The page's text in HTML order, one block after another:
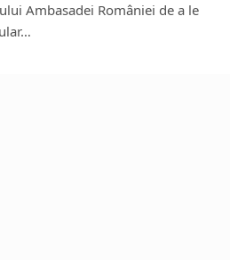
Ambasadei României de a le